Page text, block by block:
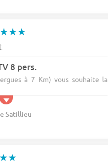
★★★
8 pers.
à 7 Km) vous souhaite la
Satillieu
★★